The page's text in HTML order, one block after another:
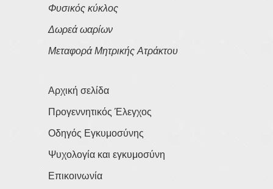
Φυσικός κύκλος
Δωρεά ωαρίων
Μεταφορά Μητρικής Ατράκτου
Αρχική σελίδα
Προγεννητικός Έλεγχος
Οδηγός Εγκυμοσύνης
Ψυχολογία και εγκυμοσύνη
Επικοινωνία